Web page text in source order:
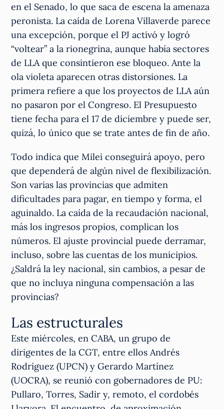
en el Senado, lo que saca de escena la amenaza
peronista. La caída de Lorena Villaverde parece
una excepción, porque el PJ activó y logró
“voltear” a la rionegrina, aunque había sectores
de LLA que consintieron ese bloqueo. Ante la
ola violeta aparecen otras distorsiones. La
primera refiere a que los proyectos de LLA aún
no pasaron por el Congreso. El Presupuesto
tiene fecha para el 17 de diciembre y puede ser,
quizá, lo único que se trate antes de fin de año.
Todo indica que Milei conseguirá apoyo, pero
que dependerá de algún nivel de flexibilización.
Son varias las provincias que admiten
dificultades para pagar, en tiempo y forma, el
aguinaldo. La caída de la recaudación nacional,
más los ingresos propios, complican los
números. El ajuste provincial puede derramar,
incluso, sobre las cuentas de los municipios.
¿Saldrá la ley nacional, sin cambios, a pesar de
que no incluya ninguna compensación a las
provincias?
Las estructurales
Este miércoles, en CABA, un grupo de
dirigentes de la CGT, entre ellos Andrés
Rodríguez (UPCN) y Gerardo Martínez
(UOCRA), se reunió con gobernadores de PU:
Pullaro, Torres, Sadir y, remoto, el cordobés